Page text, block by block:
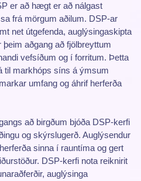
er að hægt er að nálgast
frá mörgum aðilum. DSP-ar
net útgefenda, auglýsingaskipta
aðgang að fjölbreyttum
vefsíðum og í forritum. Þetta
til markhóps síns á ýmsum
umfang og áhrif herferða
að birgðum bjóða DSP-kerfi
og skýrslugerð. Auglýsendur
sinna í rauntíma og gert
DSP-kerfi nota reiknirit
auglýsinga